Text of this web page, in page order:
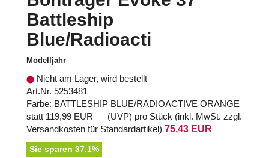
Battleship
Blue/Radioacti
Modelljahr
Nicht am Lager, wird bestellt
Art.Nr. 5253481
Farbe: BATTLESHIP BLUE/RADIOACTIVE ORANGE
statt 119,99 EUR (UVP) pro Stück (inkl. MwSt. zzgl.
Versandkosten für Standardartikel) 75,43 EUR
Sie sparen 37.1%